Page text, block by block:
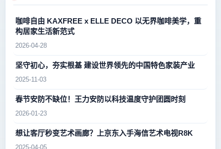
咖啡自由 KAXFREE x ELLE DECO 以无界咖啡美学，重
构居家生活新范式
2026-04-28
坚守初心，夯实根基 建设世界领先的中国特色家装产业
2025-11-03
春节安防不缺位！王力安防以科技温度守护团圆时刻
2026-01-23
想让客厅秒变艺术画廊？上京东入手海信艺术电视R8K
2025-04-05